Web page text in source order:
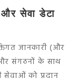
सेवा डेटा
जानकारी (और
संगठनों के साथ
को प्रदान